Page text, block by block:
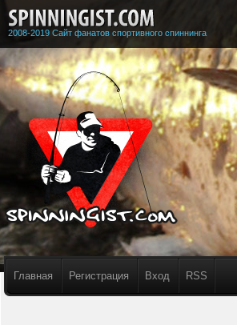
2008-2019 Сайт фанатов спортивного спиннинга
Главная Регистрация Вход RSS